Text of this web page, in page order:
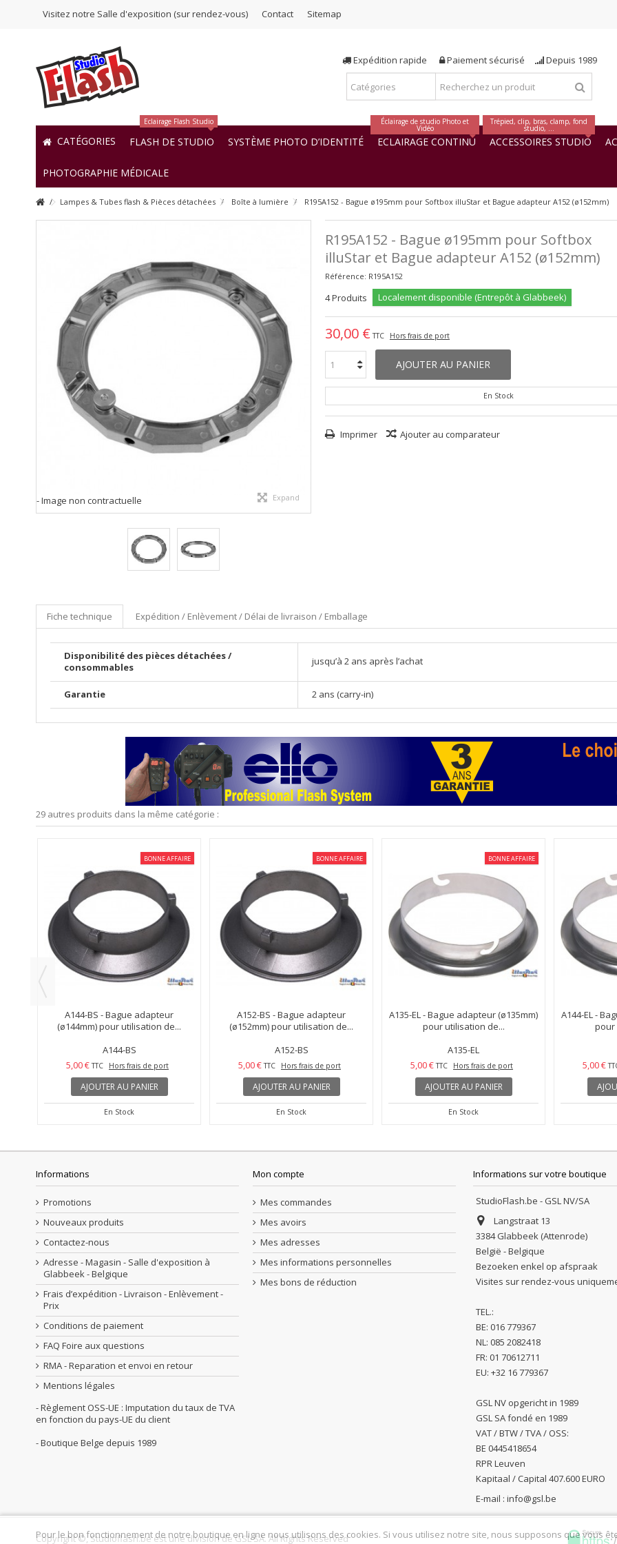
Visitez notre Salle d'exposition (sur rendez-vous) Contact Sitemap
Expédition rapide Paiement sécurisé Depuis 1989
CATÉGORIES FLASH DE STUDIO
Eclairage Flash Studio
SYSTÈME PHOTO D’IDENTITÉ ECLAIRAGE CONTINU
Éclairage de studio Photo et
Vidéo
ACCESSOIRES STUDIO
Trépied, clip, bras, clamp, fond
studio, ...
PHOTOGRAPHIE MÉDICALE
Lampes & Tubes flash & Pièces détachées Boîte à lumière R195A152 - Bague ø195mm pour Softbox illuStar et Bague adapteur A152 (ø152mm)
Expand
- Image non contractuelle
R195A152 - Bague ø195mm pour Softbox
illuStar et Bague adapteur A152 (ø152mm)
Référence: R195A152
4Produits Localement disponible (Entrepôt à Glabbeek)
30,00 € TTC Hors frais de port
AJOUTER AU PANIER
En Stock
Imprimer Ajouter au comparateur
Fiche technique Expédition / Enlèvement / Délai de livraison / Emballage
Disponibilité des pièces détachées /
consommables
jusqu’à 2 ans après l’achat
Garantie 2 ans (carry-in)
29 autres produits dans la même catégorie :
BONNE AFFAIRE
A144-ELFO - Bague adapteur
(ø144mm) pour utilisation de...
A144-ELFO
5,00 €
Hors frais de port
AJOUTER AU PANIER
BONNE AFFAIRE
A135-MB-V - Bague adapteur
(ø135mm) pour utilisation de...
A135-MB-V
5,00 €
Hors frais de port
AJOUTER AU PANIER
BONNE AFFAIRE
A144-MB-V - Bague adapteur
(ø144mm) pour utilisation de...
5,00 €
TTC Hors frais de port
AJOUTER AU PANIER
A152-
5,00 €
Informations
Promotions
Nouveaux produits
Contactez-nous
Adresse - Magasin - Salle d'exposition à
Glabbeek - Belgique
Frais d’expédition - Livraison - Enlèvement -
Prix
Conditions de paiement
FAQ Foire aux questions
RMA - Reparation et envoi en retour
Mentions légales
- Règlement OSS-UE : Imputation du taux de TVA
en fonction du pays-UE du client
- Boutique Belge depuis 1989
Mon compte
Mes commandes
Mes avoirs
Mes adresses
Mes informations personnelles
Mes bons de réduction
Informations sur votre boutique
StudioFlash.be - GSL NV/SA
Langstraat 13
3384 Glabbeek (Attenrode)
België - Belgique
Bezoeken enkel op afspraak
Visites sur rendez-vous
TEL.:
BE: 016 779367
NL: 085 2082418
FR: 01 70612711
EU: +32 16 779367
GSL NV opgericht in 1989
GSL SA fondé en 1989
VAT / BTW / TVA / OSS:
BE 0445418654
RPR Leuven
Kapitaal / Capital 407.600 EURO
E-mail : info@gsl.be
Copyright ©, Studioflash.be est une division de GSL SA. All Rights Reserved
Pour le bon fonctionnement de notre boutique en ligne nous utilisons des cookies. Si vous utilisez notre site, nous supposons que vous